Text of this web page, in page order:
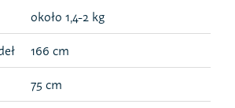
około 1,4-2 kg
166 cm
75 cm